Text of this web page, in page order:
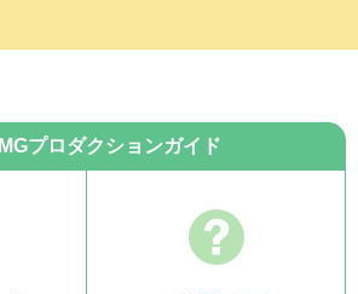
MGプロダクションガイド